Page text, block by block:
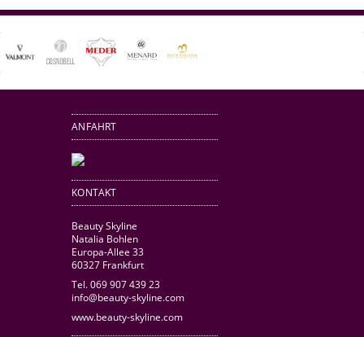
ANFAHRT
KONTAKT
Beauty Skyline
Natalia Bohlen
Europa-Allee 33
60327 Frankfurt
Tel. 069 907 439 23
info@beauty-skyline.com
www.beauty-skyline.com